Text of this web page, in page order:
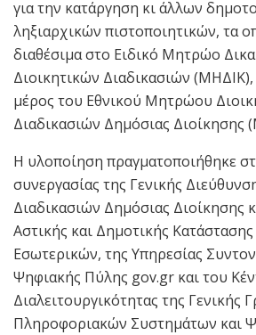
για την κατάργηση κι άλλων
ληξιαρχικών πιστοποιητικών, τα
διαθέσιμα στο Ειδικό Μητρώο
Διοικητικών Διαδικασιών
μέρος του Εθνικού Μητρώου
Διαδικασιών Δημόσιας Διοίκησης
Η υλοποίηση πραγματοποιήθηκε
συνεργασίας της Γενικής
Διαδικασιών Δημόσιας Διοίκησης
Αστικής και Δημοτικής
Εσωτερικών, της Υπηρεσίας
Ψηφιακής Πύλης gov.gr και του
Διαλειτουργικότητας της Γενικής
Πληροφοριακών Συστημάτων και